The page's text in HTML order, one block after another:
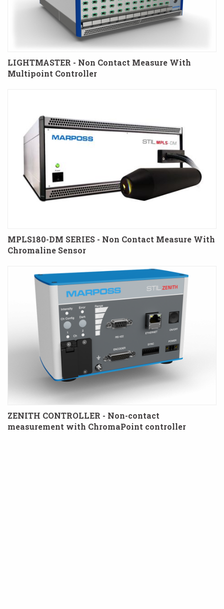
LIGHTMASTER - Non Contact Measure With
Multipoint Controller
MPLS180-DM SERIES - Non Contact Measure With
Chromaline Sensor
ZENITH CONTROLLER - Non-contact
measurement with ChromaPoint controller